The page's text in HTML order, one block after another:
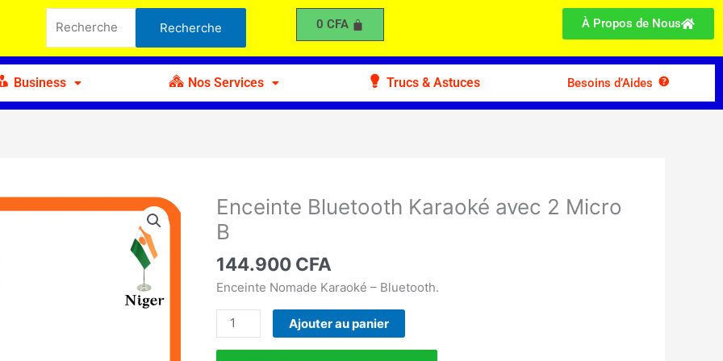
pour :
Recherche 0 CFA À Propos de Nous
Business Nos Services Trucs & Astuces Besoins d’Aides
Enceinte Bluetooth Karaoké avec 2 Micro
B
144.900 CFA
Enceinte Nomade Karaoké – Bluetooth.
quantité
de
Enceinte
Bluetooth
Karaoké
Micro
Ajouter au panier
Bluetooth
2
Micro
B